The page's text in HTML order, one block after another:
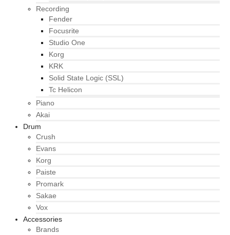
Recording
Fender
Focusrite
Studio One
Korg
KRK
Solid State Logic (SSL)
Tc Helicon
Piano
Akai
Drum
Crush
Evans
Korg
Paiste
Promark
Sakae
Vox
Accessories
Brands